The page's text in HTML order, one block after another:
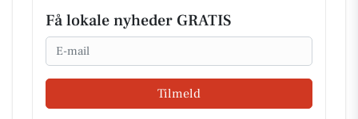
Få lokale nyheder GRATIS
Email
Tilmeld